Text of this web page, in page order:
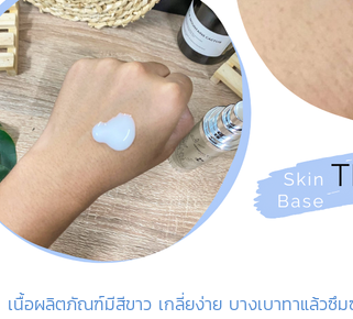
เนื้อผลิตภัณฑ์มีสีขาว เกลี่ยง่าย บางเบาทาแล้วซึม